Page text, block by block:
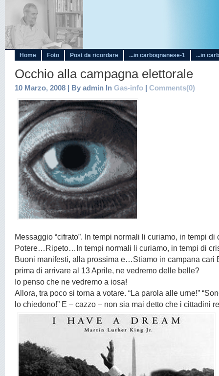
Home Foto Post da ricordare ...in carbognanese-1 ...in
Occhio alla campagna elettorale
10 Marzo, 2008 | By admin In Gas-info | Comments(0)
Messaggio “cifrato”. In tempi normali li curiamo, in tempi di
Potere…Ripeto…In tempi normali li curiamo, in tempi di
Buoni manifesti, alla prossima e…Stiamo in campana cari
prima di arrivare al 13 Aprile, ne vedremo delle belle?
Io penso che ne vedremo a iosa!
Allora, tra poco si torna a votare. “La parola alle urne!”
lo chiedono!” E – cazzo – non sia mai detto che i cittadini